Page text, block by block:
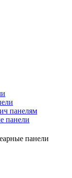
панелям
панели
панели